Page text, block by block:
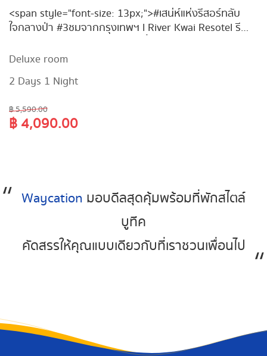
<span style="font-size: 13px;">#เสน่ห์แห่งรีสอร์ทลับ
ใจกลางป่า #3ชมจากกรุงเทพฯ l River Kwai Resotel รี
1 ชุด สำหรับ 2ท่าน + กิจกรรมพายเรือคายัค/ซัพบอร์ด/
Deluxe room
2 Days 1 Night
฿ 5,590.00
฿ 4,090.00
Waycation มอบดีลสุดคุ้มพร้อมที่พักสไตล์
บูทีค
คัดสรรให้คุณแบบเดียวกับที่เราชวนเพื่อนไป